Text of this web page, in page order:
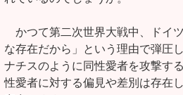
かつて第二次世界大戦中、ドイ
な存在だから」という理由で弾圧
ナチスのように同性愛者を攻撃す
性愛者に対する偏見や差別は存在